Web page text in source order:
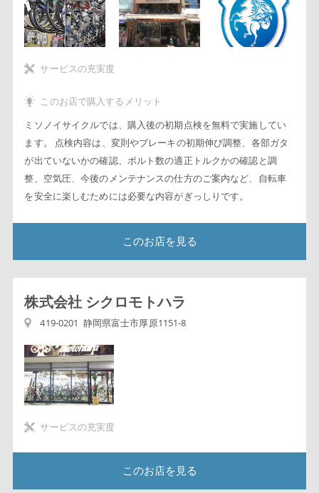
サービスの充実度
このお店で購入するメリット
ミソノイサイクルでは、購入後の初期点検を無料で実施してい
ます。 点検内容は、変則やブレーキの初期伸び調整、各部ガタ
が出ていないかの確認、ボルト数の適正トルクかの確認と調
整、空気圧、今後のメンテナンスの仕方のご案内など、自転車
を安全に楽しむためには必要な内容がぎっしりです。
このお店を見る
株式会社 シクロモトハラ
419-0201 静岡県富士市厚原1151-8
サービスの充実度
このお店を見る